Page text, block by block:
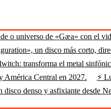
o universo de «Gæa» con el
un disco más corto,
transforma el metal
América Central en 2027.
⚡
denso y asfixiante desde